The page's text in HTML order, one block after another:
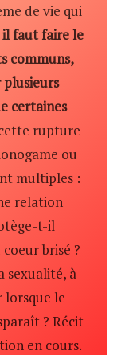
de vie qui
faut faire le
communs,
plusieurs
certaines
rupture
ou
multiples :
relation
t-il
brisé ?
sexualité, à
lorsque le
? Récit
en cours.